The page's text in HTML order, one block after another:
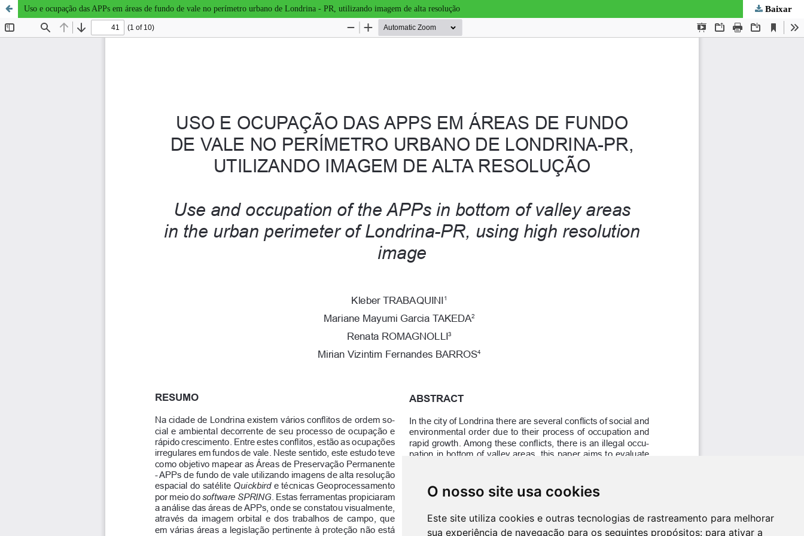
O nosso site usa cookies
Este site utiliza cookies e outras tecnologias de rastreamento para melhorar
sua experiência de navegação para os seguintes propósitos: para ativar a
Uso e ocupação das APPs em áreas de fundo de vale no perímetro urbano de Londrina - PR, utilizando imagem de alta resolução Baixar